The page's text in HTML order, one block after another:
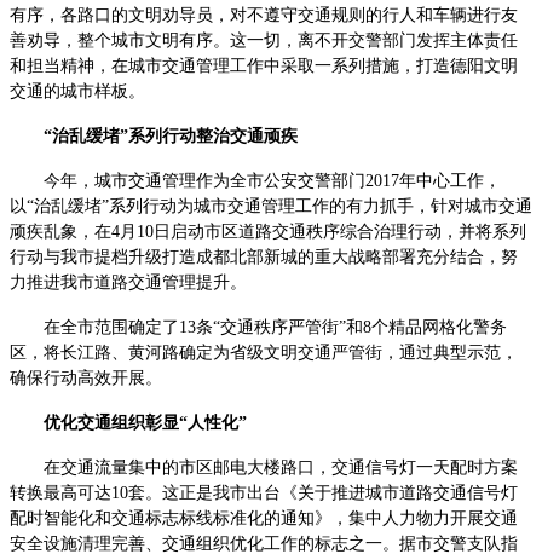
有序，各路口的文明劝导员，对不遵守交通规则的行人和车辆进行友
善劝导，整个城市文明有序。这一切，离不开交警部门发挥主体责任
和担当精神，在城市交通管理工作中采取一系列措施，打造德阳文明
交通的城市样板。
“治乱缓堵”系列行动整治交通顽疾
今年，城市交通管理作为全市公安交警部门2017年中心工作，
以“治乱缓堵”系列行动为城市交通管理工作的有力抓手，针对城市交通
顽疾乱象，在4月10日启动市区道路交通秩序综合治理行动，并将系列
行动与我市提档升级打造成都北部新城的重大战略部署充分结合，努
力推进我市道路交通管理提升。
在全市范围确定了13条“交通秩序严管街”和8个精品网格化警务
区，将长江路、黄河路确定为省级文明交通严管街，通过典型示范，
确保行动高效开展。
优化交通组织彰显“人性化”
在交通流量集中的市区邮电大楼路口，交通信号灯一天配时方案
转换最高可达10套。这正是我市出台《关于推进城市道路交通信号灯
配时智能化和交通标志标线标准化的通知》，集中人力物力开展交通
安全设施清理完善、交通组织优化工作的标志之一。据市交警支队指